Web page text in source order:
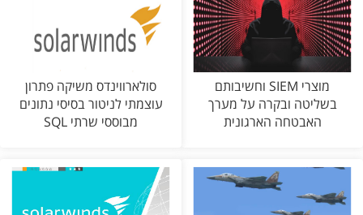
מוצרי SIEM וחשיבותם
בשליטה ובקרה על מערך
האבטחה הארגונית
סולארווינדס משיקה פתרון
עוצמתי לניטור בסיסי נתונים
מבוססי שרתי SQL